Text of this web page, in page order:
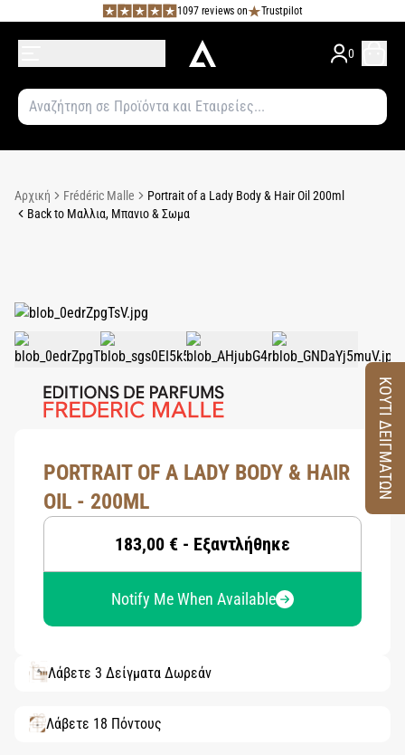
1097 reviews on Trustpilot
0
Αρχική Frédéric Malle
Portrait of a Lady Body & Hair Oil 200ml
Back to Μαλλια, Μπανιο & Σωμα
PORTRAIT OF A LADY BODY & HAIR
OIL - 200ML
183,00 € - Εξαντλήθηκε
Notify Me When Available
Λάβετε 3 Δείγματα Δωρεάν
Λάβετε 18 Πόντους
ΚΟΥΤΙ ΔΕΙΓΜΑΤΩΝ